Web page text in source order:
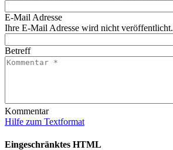
E-Mail Adresse
Ihre E-Mail Adresse wird nicht veröffentlicht.
Betreff
Kommentar
Hilfe zum Textformat
Eingeschränktes HTML